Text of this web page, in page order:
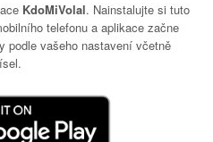
KdoMiVolal. Nainstalujte si tuto
telefonu a aplikace začne
podle vašeho nastavení včetně